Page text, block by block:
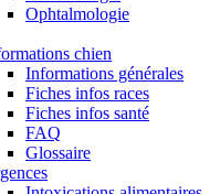
Ophtalmologie
chien
Informations générales
Fiches infos races
Fiches infos santé
FAQ
Glossaire